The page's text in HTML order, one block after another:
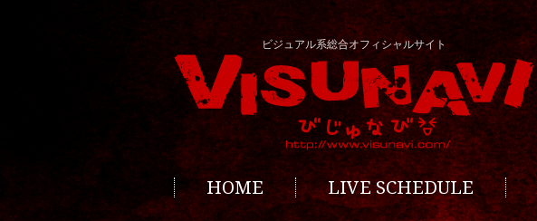
ビジュアル系総合オフィシャルサイト
HOME LIVE SCHEDULE